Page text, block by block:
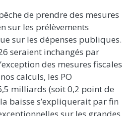
de prendre des mesures
sur les prélèvements
sur les dépenses publiques.
seraient inchangés par
des mesures fiscales
calculs, les PO
milliards (soit 0,2 point de
la baisse s’expliquerait par fin
sur les grandes